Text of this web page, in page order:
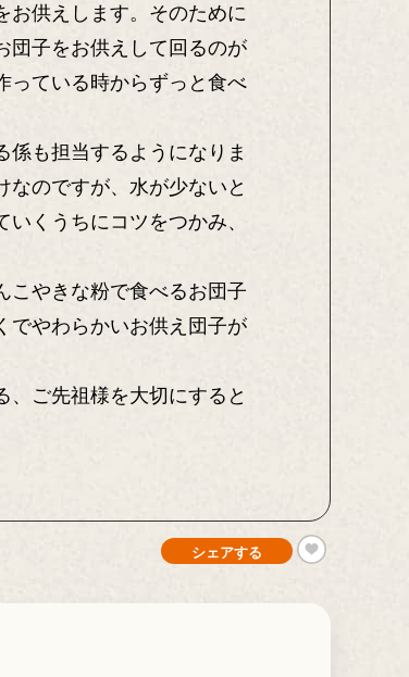
お供えします。そのために
団子をお供えして回るのが
っている時からずっと食べ
も担当するようになりま
なのですが、水が少ないと
くうちにコツをつかみ、
こやきな粉で食べるお団子
でやわらかいお供え団子が
ご先祖様を大切にすると
シェアする